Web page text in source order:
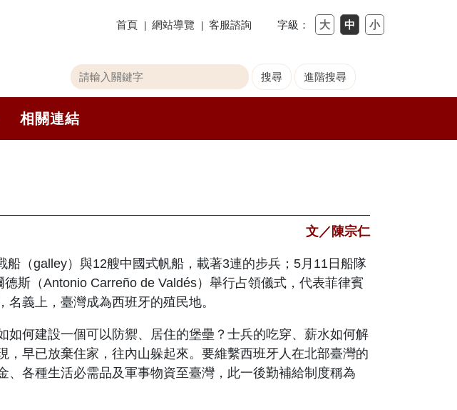
首頁
網站導覽 客服諮詢 字級：
關
鍵
搜
請
輸
關
相關連結
文／陳宗仁
船（galley）與12艘中國式帆船，載著3連的步兵； 5月 11 日船隊
德斯（Antonio Carreño de Valdés）舉行占領儀式，代表菲律賓
義上，臺灣成為西班牙的殖民地。
何建設一個可以防禦、居住的堡壘？士兵的吃穿、薪水如何解
早已放棄住家，往內山躲起來。要維繫西班牙人在北部臺灣的
、各種生活必需品及軍事物資至臺灣，此一後勤補給制度稱為